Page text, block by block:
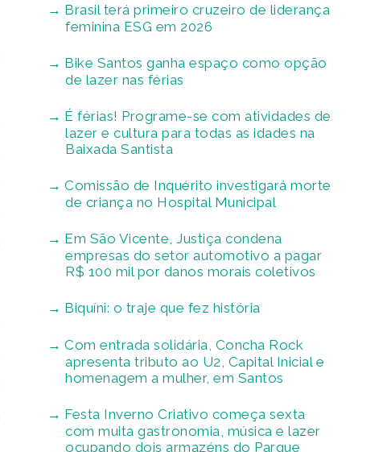
Brasil terá primeiro cruzeiro de liderança
feminina ESG em 2026
Bike Santos ganha espaço como opção
de lazer nas férias
É férias! Programe-se com atividades de
lazer e cultura para todas as idades na
Baixada Santista
Comissão de Inquérito investigará morte
de criança no Hospital Municipal
Em São Vicente, Justiça condena
empresas do setor automotivo a pagar
R$ 100 mil por danos morais coletivos
Biquíni: o traje que fez história
Com entrada solidária, Concha Rock
apresenta tributo ao U2, Capital Inicial e
homenagem a mulher, em Santos
Festa Inverno Criativo começa sexta
com muita gastronomia, música e lazer
ocupando dois armazéns do Parque